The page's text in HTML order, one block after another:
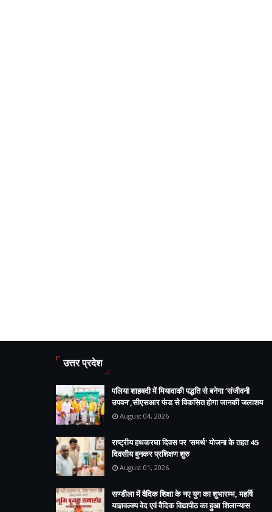
उत्तर प्रदेश
पलिया शाहबदी में मियावाकी पद्धति से बनेगा ‘संजीवनी
उपवन’,सीएसआर फंड से विकसित होगा जानकी जलाशय
August 04, 2026
राष्ट्रीय हथकरघा दिवस पर 'समर्थ' योजना के तहत 45
दिवसीय बुनकर प्रशिक्षण शुरु
August 01, 2026
सण्डीला में वैदिक शिक्षा के नए युग का शुभारम्भ, महर्षि
याज्ञवल्क्य वेद एवं वैदिक विद्यापीठ का हुआ शिलान्यास